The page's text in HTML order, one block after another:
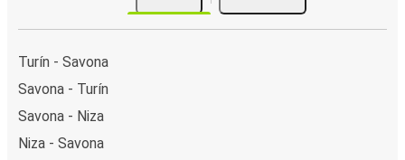
Turín - Savona
Savona - Turín
Savona - Niza
Niza - Savona